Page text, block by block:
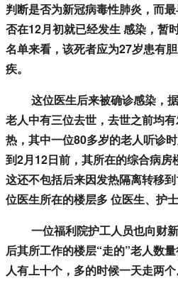
判断是否为新冠病毒性肺炎，而
否在12月初就已经发生 感染，暂
名单来看，该死者应为27岁患有
疾。
这位医生后来被确诊感染，据
老人中有三位去世，去世之前均
热，其中一位80多岁的老人听诊
到2月12日前，其所在的综合病房
这还不包括后来因发热隔离转移
位医生所在的楼层多 位医生、护
一位福利院护工人员也向财新
后其所工作的楼层“走的”老人数
人有上十个，多的时候一天走两